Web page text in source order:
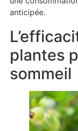
anticipée.
plantes
sommeil